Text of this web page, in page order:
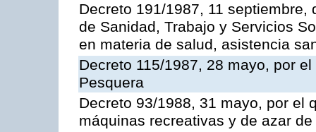
Decreto 191/1987, 11
de Sanidad, Trabajo y Servicios
en materia de salud, asistencia
Decreto 115/1987, 28 mayo, por
Pesquera
Decreto 93/1988, 31 mayo, por el
máquinas recreativas y de azar